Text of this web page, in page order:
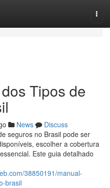
Tipos de
News
Discuss
seguros no Brasil pode ser
escolher a cobertura
Este guia detalhado
38850191/manual-
brasil